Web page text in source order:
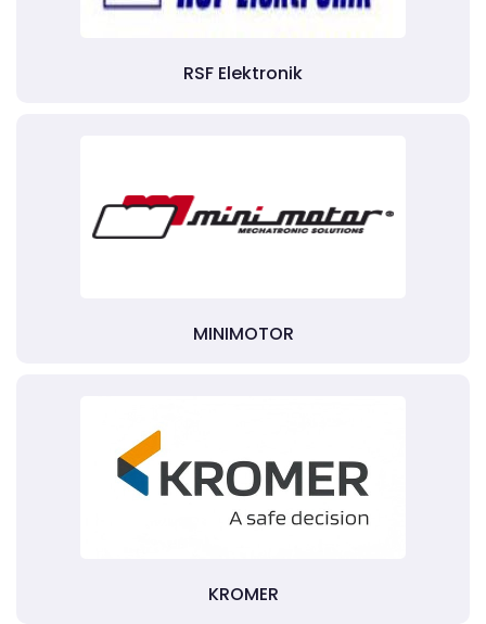
RSF Elektronik
MINIMOTOR
KROMER